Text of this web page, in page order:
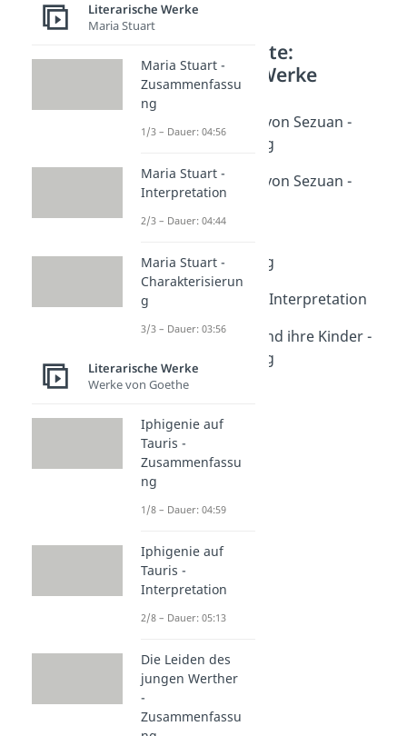
Weitere Inhalte:
Literarische Werke
Werke von Brecht
Der gute Mensch von Sezuan -
Zusammenfassung
Der gute Mensch von Sezuan -
Interpretation
Dauer: 04:44
Zusammenfassung
Dauer: 05:07
Leben des Galilei - Interpretation
Mutter Courage und ihre Kinder -
Zusammenfassung
Dauer: 04:34
Dreigroschenoper
Bertolt Brecht
Dauer: 03:10
Episches Theater
Dauer: 05:07
Literarische Werke
Maria Stuart
Maria Stuart -
Zusammenfassu
ng
1/3 – Dauer: 04:56
Maria Stuart -
Interpretation
2/3 – Dauer: 04:44
Maria Stuart -
Charakterisierun
g
3/3 – Dauer: 03:56
Literarische Werke
Werke von Goethe
Iphigenie auf
Tauris -
Zusammenfassu
ng
1/8 – Dauer: 04:59
Iphigenie auf
Tauris -
Interpretation
2/8 – Dauer: 05:13
Die Leiden des
jungen Werther
-
Zusammenfassu